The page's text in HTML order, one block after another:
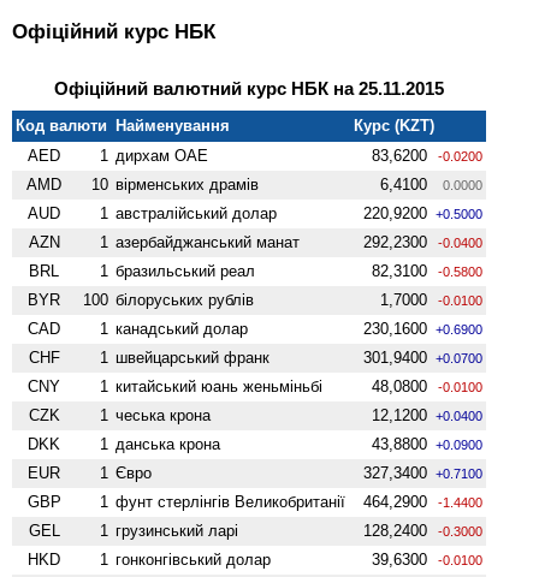
Офіційний курс НБК
Офіційний валютний курс НБК на 25.11.2015
Код валюти Найменування
Курс (KZT)
AED
1 дирхам ОАЕ 83,6200 -0.0200
AMD 10 вiрменських драмів 6,4100 0.0000
AUD 1 австралійський долар 220,9200 +0.5000
AZN 1 азербайджанський манат 292,2300 -0.0400
BRL 1 бразильський реал 82,3100 -0.5800
BYR 100 білоруських рублів 1,7000 -0.0100
CAD 1 канадський долар 230,1600 +0.6900
CHF 1 швейцарський франк 301,9400 +0.0700
CNY 1 китайський юань женьмiньбi 48,0800 -0.0100
CZK 1 чеська крона 12,1200 +0.0400
DKK 1 данська крона 43,8800 +0.0900
EUR 1 Євро 327,3400 +0.7100
GBP 1 фунт стерлінгів Велико­британії 464,2900 -1.4400
GEL 1 грузинський ларі 128,2400 -0.3000
HKD 1 гонконгівський долар 39,6300 -0.0100